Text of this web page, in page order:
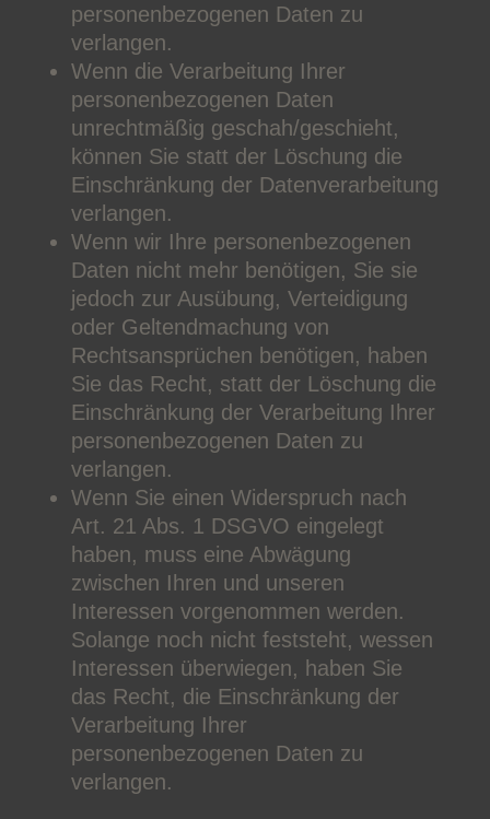
personenbezogenen Daten zu
verlangen.
Wenn die Verarbeitung Ihrer
personenbezogenen Daten
unrechtmäßig geschah/geschieht,
können Sie statt der Löschung die
Einschränkung der Datenverarbeitung
verlangen.
Wenn wir Ihre personenbezogenen
Daten nicht mehr benötigen, Sie sie
jedoch zur Ausübung, Verteidigung
oder Geltendmachung von
Rechtsansprüchen benötigen, haben
Sie das Recht, statt der Löschung die
Einschränkung der Verarbeitung Ihrer
personenbezogenen Daten zu
verlangen.
Wenn Sie einen Widerspruch nach
Art. 21 Abs. 1 DSGVO eingelegt
haben, muss eine Abwägung
zwischen Ihren und unseren
Interessen vorgenommen werden.
Solange noch nicht feststeht, wessen
Interessen überwiegen, haben Sie
das Recht, die Einschränkung der
Verarbeitung Ihrer
personenbezogenen Daten zu
verlangen.